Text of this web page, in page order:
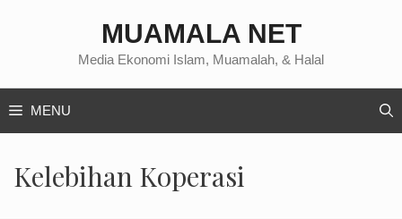
MUAMALA NET
Media Ekonomi Islam, Muamalah, & Halal
MENU
Kelebihan Koperasi